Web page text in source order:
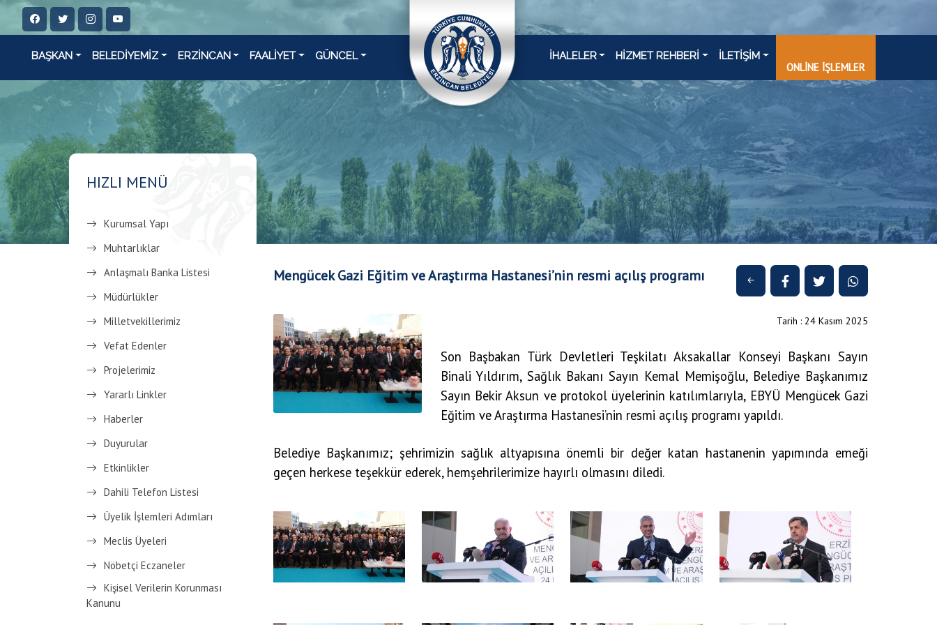
BAŞKAN BELEDİYEMİZ ERZİNCAN FAALİYET GÜNCEL İHALELER HİZMET REHBERİ İLETİŞİM
ONLİNE İŞLEMLER
HIZLI MENÜ
Kurumsal Yapı
Muhtarlıklar
Anlaşmalı Banka Listesi
Müdürlükler
Milletvekillerimiz
Vefat Edenler
Projelerimiz
Yararlı Linkler
Haberler
Duyurular
Etkinlikler
Dahili Telefon Listesi
Üyelik İşlemleri Adımları
Meclis Üyeleri
Nöbetçi Eczaneler
Kişisel Verilerin Korunması
Kanunu
Mengücek Gazi Eğitim ve Araştırma Hastanesi’nin resmi açılış programı
Tarih : 24 Kasım 2025
Son Başbakan Türk Devletleri Teşkilatı Aksakallar Konseyi Başkanı Sayın
Binali Yıldırım, Sağlık Bakanı Sayın Kemal Memişoğlu, Belediye Başkanımız
Sayın Bekir Aksun ve protokol üyelerinin katılımlarıyla, EBYÜ Mengücek Gazi
Eğitim ve Araştırma Hastanesi’nin resmi açılış programı yapıldı.
Belediye Başkanımız; şehrimizin sağlık altyapısına önemli bir değer katan hastanenin yapımında emeği
geçen herkese teşekkür ederek, hemşehrilerimize hayırlı olmasını diledi.